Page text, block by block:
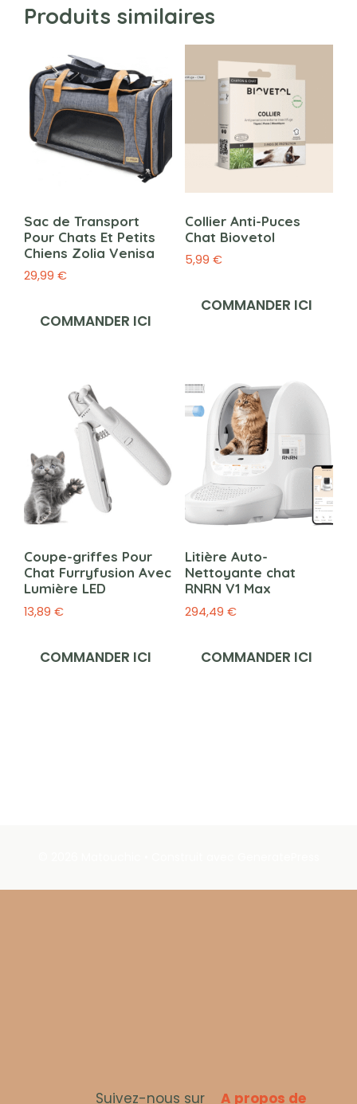
Produits similaires
Sac de Transport
Pour Chats Et Petits
Chiens Zolia Venisa
29,99 €
COMMANDER ICI
Collier Anti-Puces
Chat Biovetol
5,99 €
COMMANDER ICI
Coupe-griffes Pour
Chat Furryfusion Avec
Lumière LED
13,89 €
COMMANDER ICI
Litière Auto-
Nettoyante chat
RNRN V1 Max
294,49 €
COMMANDER ICI
Suivez-nous sur A propos de